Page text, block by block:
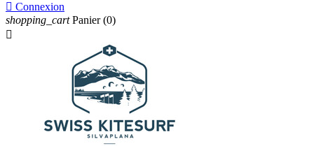
 Connexion
shopping_cart Panier (0)
